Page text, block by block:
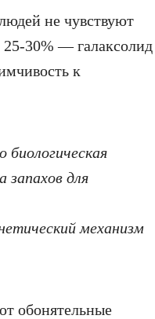
не чувствуют
30% — галаксолид
к
запахов для
механизм
обонятельные